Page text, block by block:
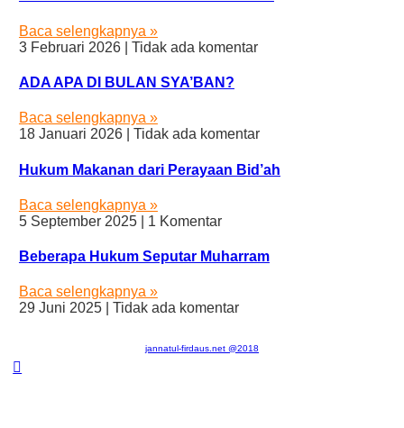
Baca selengkapnya »
3 Februari 2026
Tidak ada komentar
ADA APA DI BULAN SYA’BAN?
Baca selengkapnya »
18 Januari 2026
Tidak ada komentar
Hukum Makanan dari Perayaan Bid’ah
Baca selengkapnya »
5 September 2025
1 Komentar
Beberapa Hukum Seputar Muharram
Baca selengkapnya »
29 Juni 2025
Tidak ada komentar
jannatul-firdaus.net @2018